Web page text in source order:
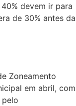
devem ir para
de 30% antes da
Zoneamento
em abril, com